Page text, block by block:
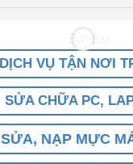
DỊCH VỤ TẬN NƠI
SỬA CHỮA PC,
SỬA, NẠP MỰC